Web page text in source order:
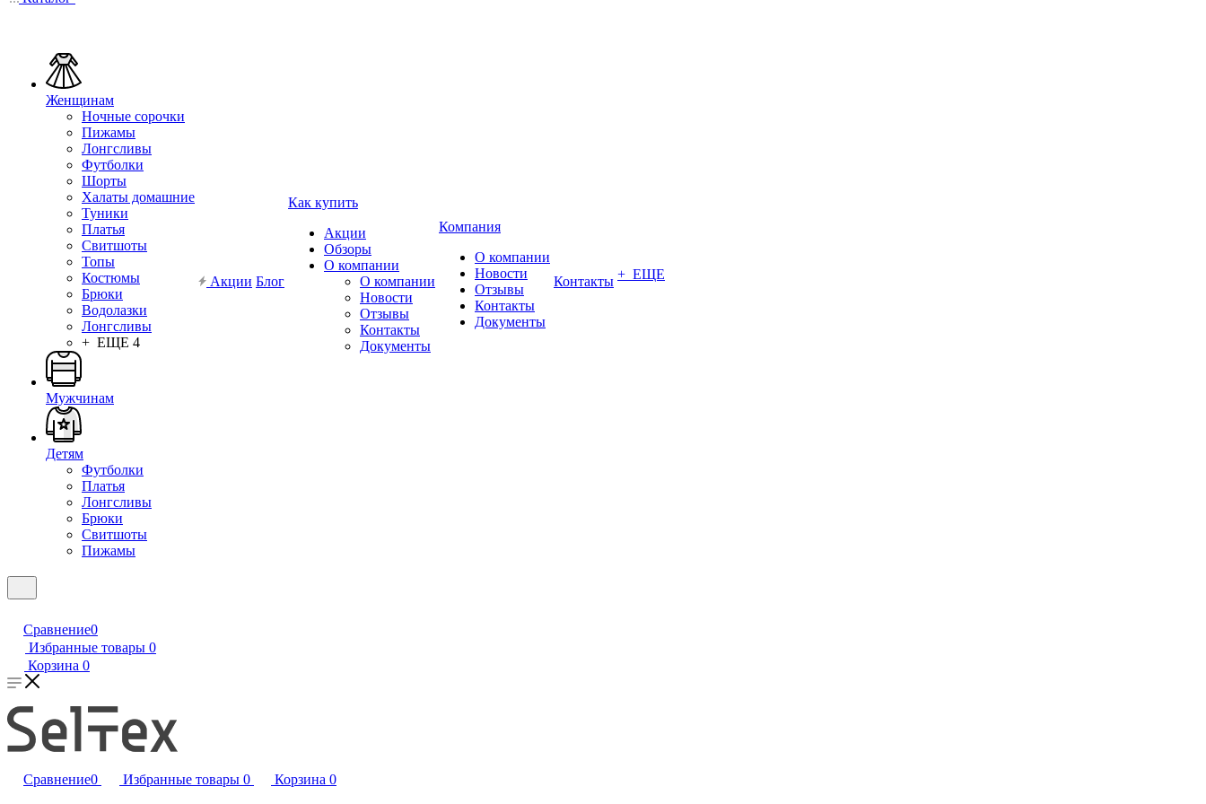
Женщинам
Ночные сорочки
Пижамы
Лонгсливы
Футболки
Шорты
Халаты домашние
Туники
Платья
Свитшоты
Топы
Костюмы
Брюки
Водолазки
Лонгсливы
+ ЕЩЕ 4
Мужчинам
Детям
Футболки
Платья
Лонгсливы
Брюки
Свитшоты
Пижамы
Акции Блог
Как купить
Акции
Обзоры
О компании
О компании
Новости
Отзывы
Контакты
Документы
Компания
О компании
Новости
Отзывы
Контакты
Документы
Контакты + ЕЩЕ
Сравнение0
Избранные товары 0
Корзина 0
Сравнение0 Избранные товары 0 Корзина 0